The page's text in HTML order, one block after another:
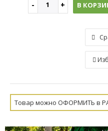
В
Товар можно ОФОРМИТЬ в